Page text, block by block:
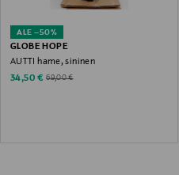
ALE –50%
GLOBE HOPE
AUTTI hame, sininen
Discounted Price
34,50 € Original Price
69,00 €